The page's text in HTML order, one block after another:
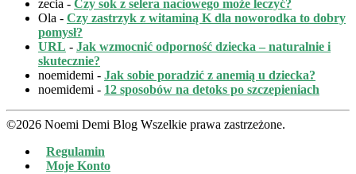
zecia - Czy sok z selera naciowego może leczyć?
Ola - Czy zastrzyk z witaminą K dla noworodka to dobry
pomysł?
URL - Jak wzmocnić odporność dziecka – naturalnie i
skutecznie?
noemidemi - Jak sobie poradzić z anemią u dziecka?
noemidemi - 12 sposobów na detoks po szczepieniach
©2026 Noemi Demi Blog Wszelkie prawa zastrzeżone.
Regulamin
Moje Konto